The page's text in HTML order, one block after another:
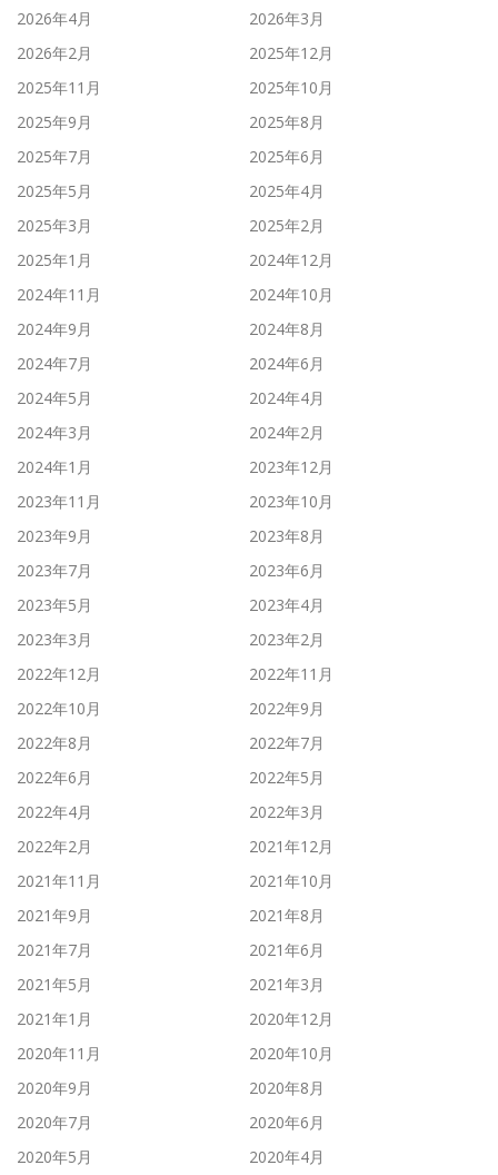
2026年4月
2026年3月
2026年2月
2025年12月
2025年11月
2025年10月
2025年9月
2025年8月
2025年7月
2025年6月
2025年5月
2025年4月
2025年3月
2025年2月
2025年1月
2024年12月
2024年11月
2024年10月
2024年9月
2024年8月
2024年7月
2024年6月
2024年5月
2024年4月
2024年3月
2024年2月
2024年1月
2023年12月
2023年11月
2023年10月
2023年9月
2023年8月
2023年7月
2023年6月
2023年5月
2023年4月
2023年3月
2023年2月
2022年12月
2022年11月
2022年10月
2022年9月
2022年8月
2022年7月
2022年6月
2022年5月
2022年4月
2022年3月
2022年2月
2021年12月
2021年11月
2021年10月
2021年9月
2021年8月
2021年7月
2021年6月
2021年5月
2021年3月
2021年1月
2020年12月
2020年11月
2020年10月
2020年9月
2020年8月
2020年7月
2020年6月
2020年5月
2020年4月